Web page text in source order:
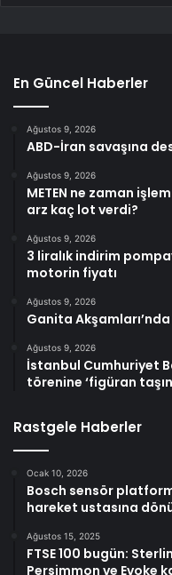
En Güncel Haberler
Ağustos 9, 2026
ABD-İran savaşına
Ağustos 9, 2026
METEN ne zaman
arz kaç lot verdi?
Ağustos 9, 2026
3 liralık indirim
motorin fiyatı
Ağustos 9, 2026
Ganita
Ağustos 9, 2026
İstanbul Cumhuriyet
törenine ‘figüran
Rastgele Haberler
Ocak 10, 2026
Bosch sensör
hareket ustasına
Ağustos 15, 2025
FTSE 100 bugün:
Persimmon ve Evoke